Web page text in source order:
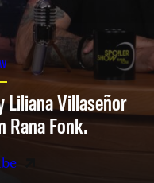
Liliana Villaseñor
Rana Fonk.